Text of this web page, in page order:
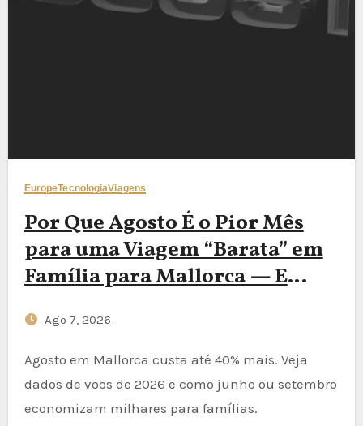
EuropeTecnologiaViagens
Por Que Agosto É o Pior Mês
para uma Viagem “Barata” em
Família para Mallorca — E
Junho ou no Fim de Setembro
Reduzem os Preços dos Voos
em 40% (Dicas de Viagem com
Dados para 2026)
Ago 7, 2026
Agosto em Mallorca custa até 40% mais. Veja
dados de voos de 2026 e como junho ou setembro
economizam milhares para famílias.